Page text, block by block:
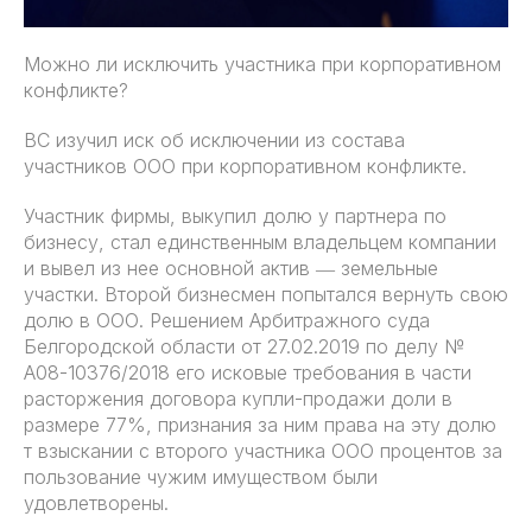
Можно ли исключить участника при корпоративном
конфликте?
ВС изучил иск об исключении из состава
участников ООО при корпоративном конфликте.
Участник фирмы, выкупил долю у партнера по
бизнесу, стал единственным владельцем компании
и вывел из нее основной актив ― земельные
участки. Второй бизнесмен попытался вернуть свою
долю в ООО. Решением Арбитражного суда
Белгородской области от 27.02.2019 по делу №
А08-10376/2018 его исковые требования в части
расторжения договора купли-продажи доли в
размере 77%, признания за ним права на эту долю
т взыскании с второго участника ООО процентов за
пользование чужим имуществом были
удовлетворены.